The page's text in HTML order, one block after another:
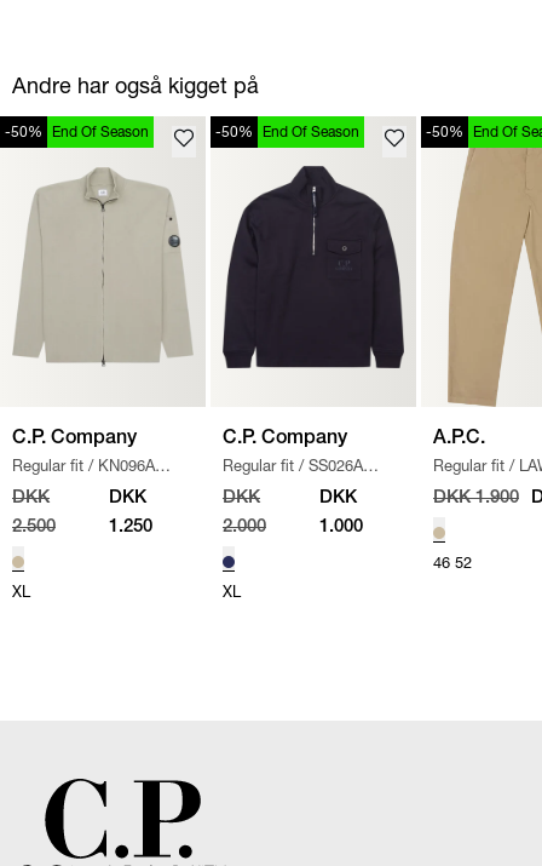
Andre har også kigget på
-50% End Of Season
C.P. Company
Regular fit / KN096A
110560A STRIK / SAND
DKK
2.500
DKK
1.250
XL
-50% End Of Season
C.P. Company
Regular fit / SS026A
005086W SWEATSHIRT
DKK
2.000
DKK
1.000
XL
-50% End Of
A.P.C.
Regular fit /
CHINO
DKK 1.900
46 52